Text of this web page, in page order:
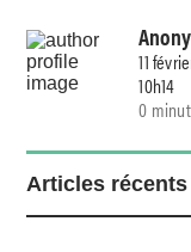
11
10h14
0
Articles